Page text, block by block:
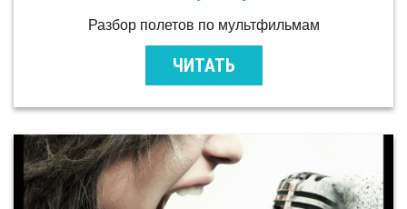
Разбор полетов по мультфильмам
ЧИТАТЬ